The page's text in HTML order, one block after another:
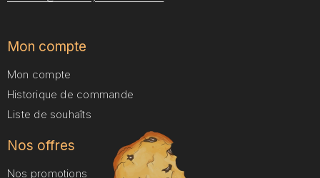
Mon compte
Mon compte
Historique de commande
Liste de souhaîts
Nos offres
Nos promotions